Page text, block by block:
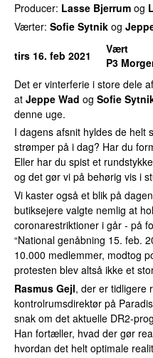
Producer: Lasse Bjerrum og
Værter: Sofie Sytnik og
tirs 16. feb 2021
Vært
P3
Det er vinterferie i store dele
at Jeppe Wad og Sofie
denne uge.
I dagens afsnit hyldes de helt
strømper på i dag? Har du
Eller har du spist et
og det gør vi på behørig vis i
Vi kaster også et blik på
butiksejere valgte nemlig at
coronarestriktioner i går - på
“National genåbning 15. feb.
10.000 medlemmer, modtog
protesten blev altså ikke et
Rasmus Gejl, der er tidligere
kontrolrumsdirektør på
snak om det aktuelle DR2-
Han fortæller, hvad der gør
hvordan det helt optimale